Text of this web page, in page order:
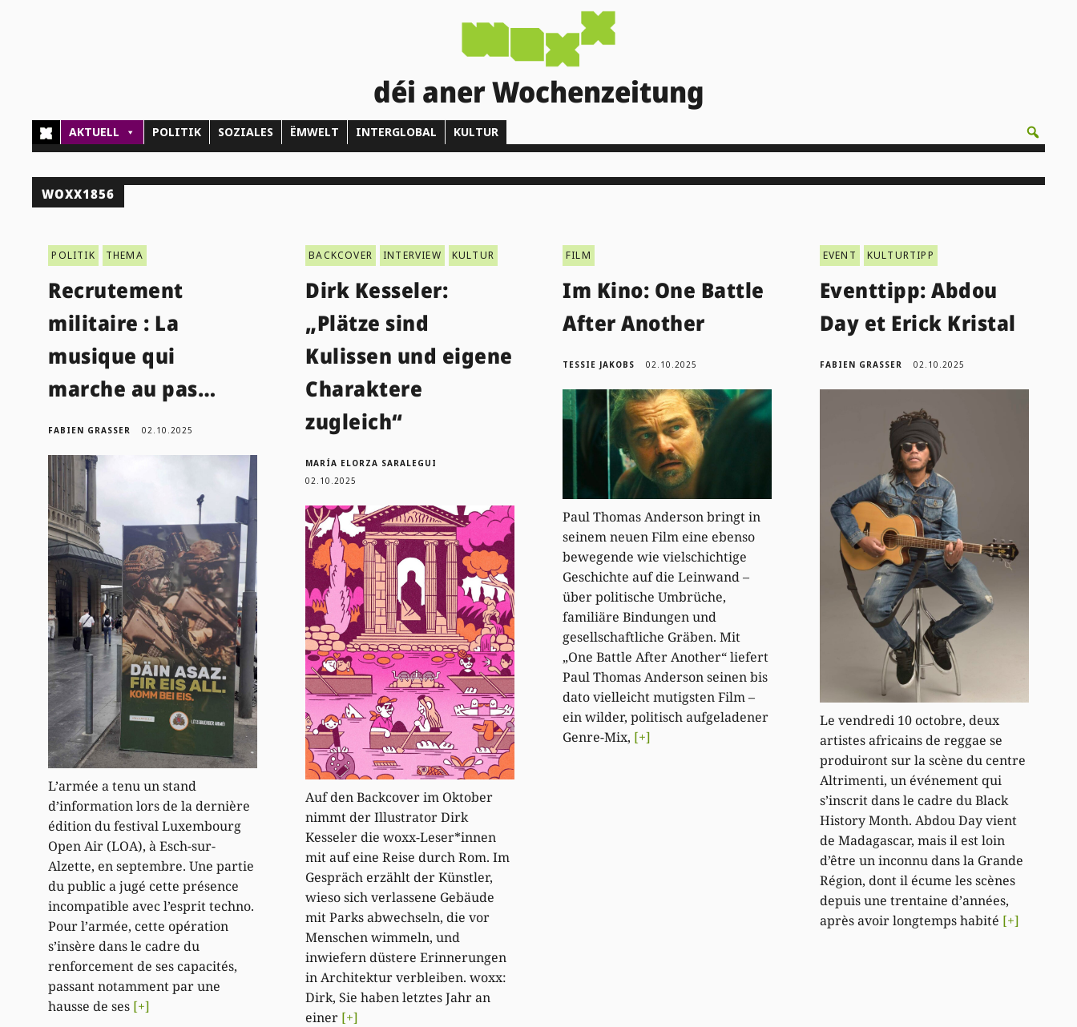
déi aner Wochenzeitung
AKTUELL POLITIK SOZIALES ËMWELT INTERGLOBAL KULTUR
WOXX1856
POLITIK THEMA
Recrutement
militaire : La
musique qui
marche au pas…
FABIEN GRASSER 02.10.2025
L’armée a tenu un stand
d’information lors de la dernière
édition du festival Luxembourg
Open Air (LOA), à Esch-sur-
Alzette, en septembre. Une partie
du public a jugé cette présence
incompatible avec l’esprit techno.
Pour l’armée, cette opération
s’insère dans le cadre du
renforcement de ses capacités,
passant notamment par une
hausse de ses [+]
BACKCOVER INTERVIEW KULTUR
Dirk Kesseler:
„Plätze sind
Kulissen und eigene
Charaktere
zugleich“
MARÍA ELORZA SARALEGUI
02.10.2025
Auf den Backcover im Oktober
nimmt der Illustrator Dirk
Kesseler die woxx-Leser*innen
mit auf eine Reise durch Rom. Im
Gespräch erzählt der Künstler,
wieso sich verlassene Gebäude
mit Parks abwechseln, die vor
Menschen wimmeln, und
inwiefern düstere Erinnerungen
in Architektur verbleiben. woxx:
Dirk, Sie haben letztes Jahr an
einer [+]
FILM
Im Kino: One Battle
After Another
TESSIE JAKOBS 02.10.2025
Paul Thomas Anderson bringt in
seinem neuen Film eine ebenso
bewegende wie vielschichtige
Geschichte auf die Leinwand –
über politische Umbrüche,
familiäre Bindungen und
gesellschaftliche Gräben. Mit
„One Battle After Another“ liefert
Paul Thomas Anderson seinen bis
dato vielleicht mutigsten Film –
ein wilder, politisch aufgeladener
Genre-Mix, [+]
EVENT KULTURTIPP
Eventtipp: Abdou
Day et Erick Kristal
FABIEN GRASSER 02.10.2025
Le vendredi 10 octobre, deux
artistes africains de reggae se
produiront sur la scène du centre
Altrimenti, un événement qui
s’inscrit dans le cadre du Black
History Month. Abdou Day vient
de Madagascar, mais il est loin
d’être un inconnu dans la Grande
Région, dont il écume les scènes
depuis une trentaine d’années,
après avoir longtemps habité [+]